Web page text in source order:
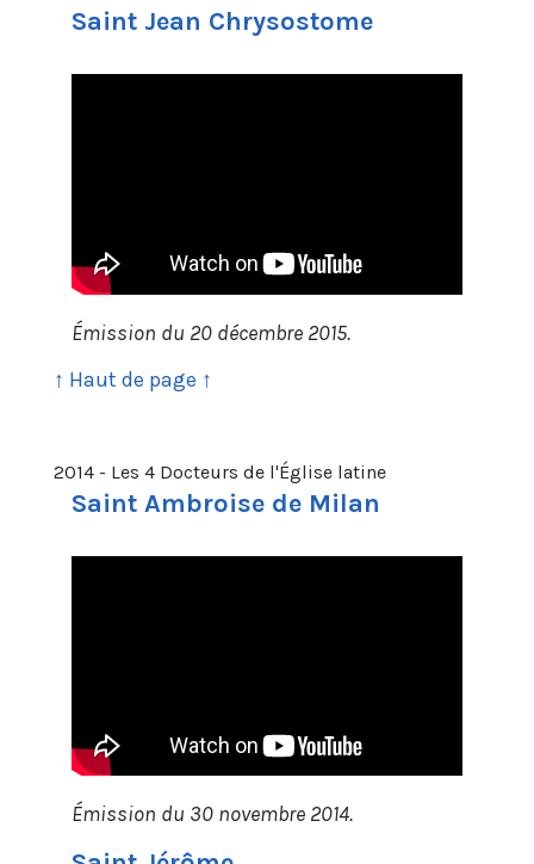
Saint Jean Chrysostome
Émission du 20 décembre 2015.
↑ Haut de page ↑
2014 - Les 4 Docteurs de l'Église latine
Saint Ambroise de Milan
Émission du 30 novembre 2014.